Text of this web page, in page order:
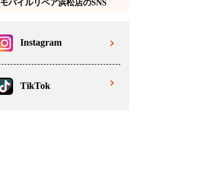
モバイルリペア浜松店のSNS
Instagram
TikTok